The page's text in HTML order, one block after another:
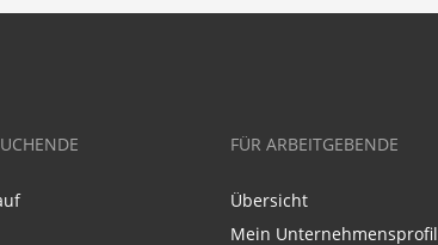
FÜR ARBEITGEBENDE
Übersicht
Mein Unternehmensprofil